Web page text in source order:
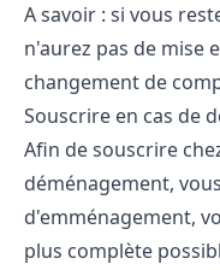
A savoir : si vous
n'aurez pas de mise
changement de
Souscrire en cas de
Afin de souscrire
déménagement,
d'emménagement,
plus complète